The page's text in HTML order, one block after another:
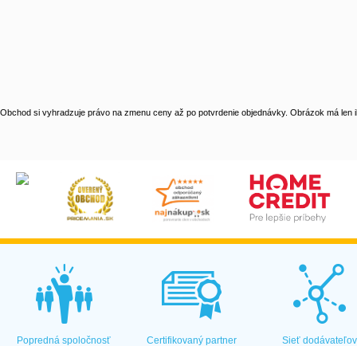
Obchod si vyhradzuje právo na zmenu ceny až po potvrdenie objednávky. Obrázok má len
Popredná spoločnosť Certifikovaný partner Sieť dodávateľov